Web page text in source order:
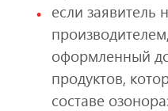
если заявитель
оформленный
продуктов,
составе